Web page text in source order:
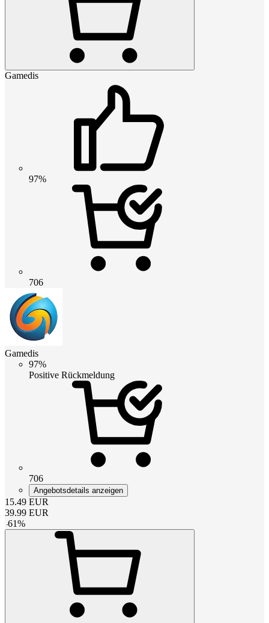
Gamedis
97%
706
Gamedis
97%
Positive Rückmeldung
706
Angebotsdetails anzeigen
15.49 EUR
39.99 EUR
-61%